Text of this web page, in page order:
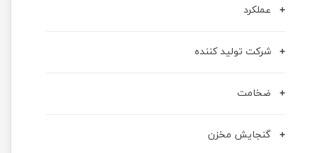
عملکرد
شرکت تولید کننده
ضخامت
گنجایش مخزن